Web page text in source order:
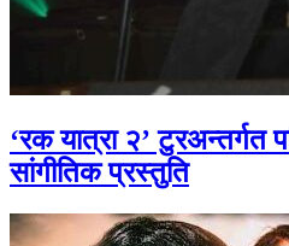
‘रक यात्रा २’ टुरअन्तर्गत
सांगीतिक प्रस्तुति